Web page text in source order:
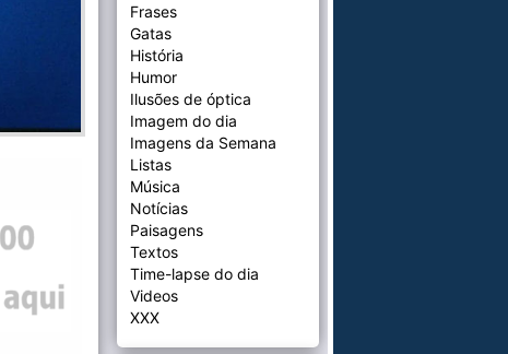
Frases
Gatas
História
Humor
Ilusões de óptica
Imagem do dia
Imagens da Semana
Listas
Música
Notícias
Paisagens
Textos
Time-lapse do dia
Videos
XXX